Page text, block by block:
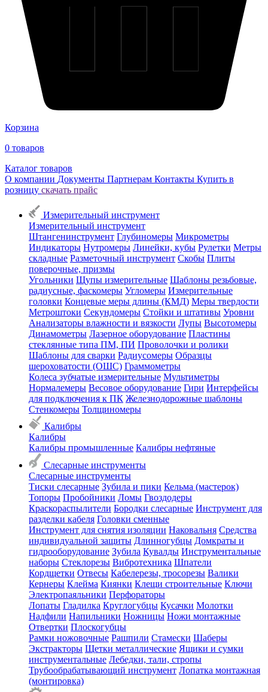
Корзина
0 товаров
Каталог товаров
О компании Документы Партнерам Контакты Купить в
розницу скачать прайс
Измерительный инструмент
Измерительный инструмент
Штангенинструмент Глубиномеры Микрометры
Индикаторы Нутромеры Линейки, кубы Рулетки Метры
складные Разметочный инструмент Скобы Плиты
поверочные, призмы
Угольники Щупы измерительные Шаблоны резьбовые,
радиусные, фаскомеры Угломеры Измерительные
головки Концевые меры длины (КМД) Меры твердости
Метроштоки Секундомеры Стойки и штативы Уровни
Анализаторы влажности и вязкости Лупы Высотомеры
Динамометры Лазерное оборудование Пластины
стеклянные типа ПМ, ПИ Проволочки и ролики
Шаблоны для сварки Радиусомеры Образцы
шероховатости (ОШС) Граммометры
Колеса зубчатые измерительные Мультиметры
Нормалемеры Весовое оборудование Гири Интерфейсы
для подключения к ПК Железнодорожные шаблоны
Стенкомеры Толщиномеры
Калибры
Калибры
Калибры промышленные Калибры нефтяные
Слесарные инструменты
Слесарные инструменты
Тиски слесарные Зубила и пики Кельма (мастерок)
Топоры Пробойники Ломы Гвоздодеры
Краскораспылители Бородки слесарные Инструмент для
разделки кабеля Головки сменные
Инструмент для снятия изоляции Наковальня Средства
индивидуальной защиты Длинногубцы Домкраты и
гидрооборудование Зубила Кувалды Инструментальные
наборы Стеклорезы Вибротехника Шпатели
Кордщетки Отвесы Кабелерезы, тросорезы Валики
Кернеры Клейма Киянки Клещи строительные Ключи
Электропаяльники Перфораторы
Лопаты Гладилка Круглогубцы Кусачки Молотки
Надфили Напильники Ножницы Ножи монтажные
Отвертки Плоскогубцы
Рамки ножовочные Рашпили Стамески Шаберы
Экстракторы Щетки металлические Ящики и сумки
инструментальные Лебедки, тали, стропы
Трубообрабатывающий инструмент Лопатка монтажная
(монтировка)